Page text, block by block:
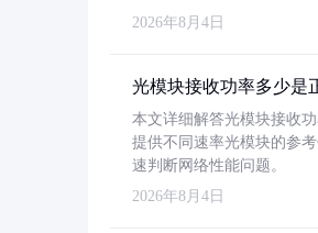
2026年8月4日
光模块接收功率多少是
本文详细解答光模块接收
提供不同速率光模块的参
速判断网络性能问题。
2026年8月4日